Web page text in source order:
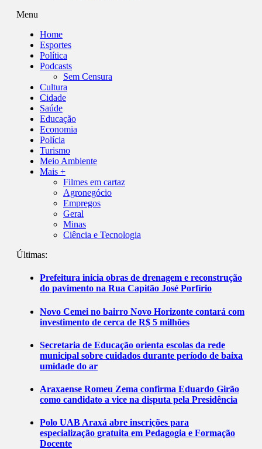
Menu
Home
Esportes
Política
Podcasts
Sem Censura
Cultura
Cidade
Saúde
Educação
Economia
Polícia
Turismo
Meio Ambiente
Mais +
Filmes em cartaz
Agronegócio
Empregos
Geral
Minas
Ciência e Tecnologia
Últimas:
Prefeitura inicia obras de drenagem e reconstrução
do pavimento na Rua Capitão José Porfírio
Novo Cemei no bairro Novo Horizonte contará com
investimento de cerca de R$ 5 milhões
Secretaria de Educação orienta escolas da rede
municipal sobre cuidados durante período de baixa
umidade do ar
Araxaense Romeu Zema confirma Eduardo Girão
como candidato a vice na disputa pela Presidência
Polo UAB Araxá abre inscrições para
especialização gratuita em Pedagogia e Formação
Docente